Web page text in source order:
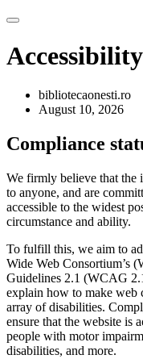
bibliotecaonesti.ro
August 10, 2026
Compliance
We firmly believe that the
to anyone, and are
accessible to the widest
circumstance and ability.
To fulfill this, we aim to
Wide Web Consortium’s
Guidelines 2.1 (WCAG
explain how to make web
array of disabilities.
ensure that the website is
people with motor
disabilities, and more.